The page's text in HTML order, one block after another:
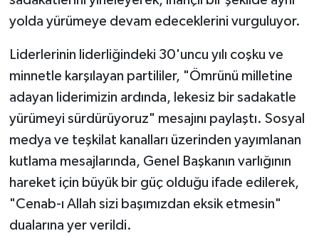
yolda yürümeye devam edeceklerini vurguluyor.
Liderlerinin liderliğindeki 30'uncu yılı coşku ve
minnetle karşılayan partililer, "Ömrünü milletine
adayan liderimizin ardında, lekesiz bir sadakatle
yürümeyi sürdürüyoruz" mesajını paylaştı. Sosyal
medya ve teşkilat kanalları üzerinden yayımlanan
kutlama mesajlarında, Genel Başkanın varlığının
hareket için büyük bir güç olduğu ifade edilerek,
"Cenab-ı Allah sizi başımızdan eksik etmesin"
dualarına yer verildi.